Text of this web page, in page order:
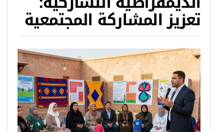
تعزيز المشاركة المجتمعية